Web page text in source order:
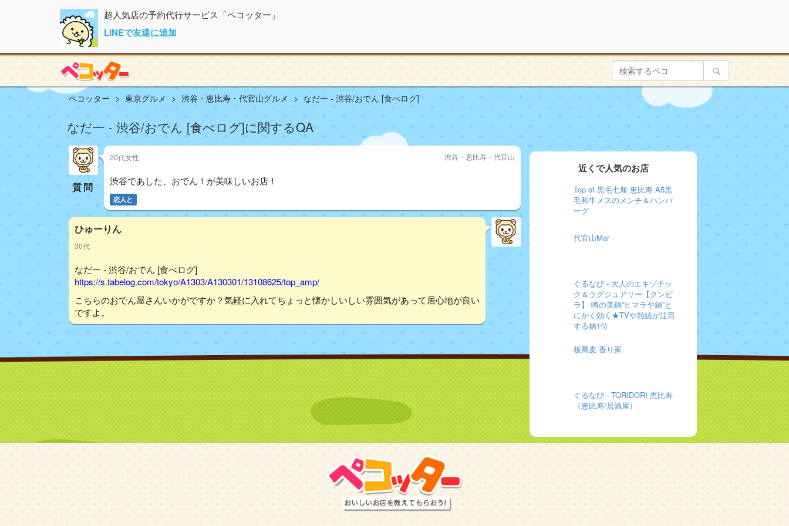
超人気店の予約代行サービス「ペコッター」
LINEで友達に追加
ペコッター 東京グルメ 渋谷・恵比寿・代官山グルメ なだ一 - 渋谷/おでん [食べログ]
なだ一 - 渋谷/おでん [食べログ]に関するQA
質問
20代女性 渋谷・恵比寿・代官山
渋谷であした、おでん！が美味しいお店！
恋人と
ひゅーりん
30代
なだ一 - 渋谷/おでん [食べログ]
https://s.tabelog.com/tokyo/A1303/A130301/13108625/top_amp/
こちらのおでん屋さんいかがですか？気軽に入れてちょっと懐かしいしい雰囲気があって居心地が良い
ですよ。
近くで人気のお店
Top of 黒毛七厘 恵比寿 A5黒
毛和牛メスのメンチ＆ハンバ
ーグ
代官山Mar
ぐるなび - 大人のエキゾチッ
ク＆ラグジュアリー【クンビ
ラ】 噂の美鍋”ヒマラヤ鍋”と
にかく効く★TVや雑誌が注目
する鍋1位
板蕎麦 香り家
ぐるなび - TORIDORI 恵比寿
（恵比寿/居酒屋）